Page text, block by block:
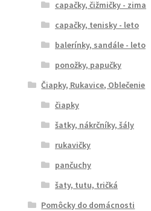
capačky, čižmičky - zima
capačky, tenisky - leto
balerínky, sandále - leto
ponožky, papučky
Čiapky, Rukavice, Oblečenie
čiapky
šatky, nákrčníky, šály
rukavičky
pančuchy
šaty, tutu, tričká
Pomôcky do domácnosti